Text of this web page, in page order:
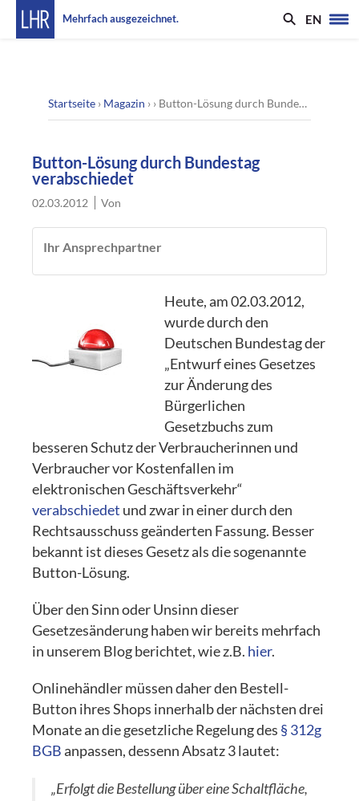
Mehrfach ausgezeichnet. EN
Startseite › Magazin › › Button-Lösung durch Bundestag verabschiedet
Button-Lösung durch Bundestag
verabschiedet
02.03.2012 Von
Ihr Ansprechpartner
Heute, am 02.03.2012,
wurde durch den
Deutschen Bundestag der
„Entwurf eines Gesetzes
zur Änderung des
Bürgerlichen
Gesetzbuchs zum
besseren Schutz der Verbraucherinnen und
Verbraucher vor Kostenfallen im
elektronischen Geschäftsverkehr“
verabschiedet und zwar in einer durch den
Rechtsausschuss geänderten Fassung. Besser
bekannt ist dieses Gesetz als die sogenannte
Button-Lösung.
Über den Sinn oder Unsinn dieser
Gesetzesänderung haben wir bereits mehrfach
in unserem Blog berichtet, wie z.B. hier.
Onlinehändler müssen daher den Bestell-
Button ihres Shops innerhalb der nächsten drei
Monate an die gesetzliche Regelung des § 312g
BGBanpassen, dessenn Absatz 3 lautet:
„Erfolgt die Bestellung über eine Schaltfläche,